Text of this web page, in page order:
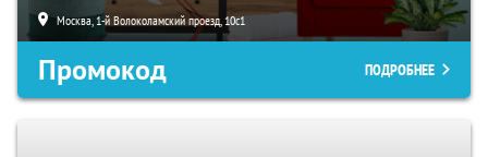
Москва, 1-й Волоколамский проезд, 10с1
Промокод ПОДРОБНЕЕ